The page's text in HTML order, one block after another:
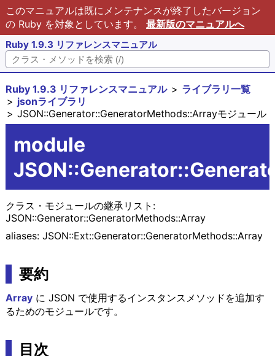
このマニュアルは既にメンテナンスが終了したバージョン
の Ruby を対象としています。 最新版のマニュアルへ
Ruby 1.9.3 リファレンスマニュアル
Ruby 1.9.3 リファレンスマニュアル
ライブラリ一覧
jsonライブラリ
JSON::Generator::GeneratorMethods::Arrayモジュール
module
クラス・モジュールの継承リスト:
JSON::Generator::GeneratorMethods::Array
aliases: JSON::Ext::Generator::GeneratorMethods::Array
要約
Arrayに JSON で使用するインスタンスメソッドを追加す
るためのモジュールです。
目次